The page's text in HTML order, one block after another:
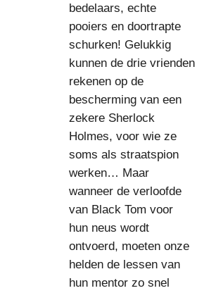
bedelaars, echte
pooiers en doortrapte
schurken! Gelukkig
kunnen de drie vrienden
rekenen op de
bescherming van een
zekere Sherlock
Holmes, voor wie ze
soms als straatspion
werken… Maar
wanneer de verloofde
van Black Tom voor
hun neus wordt
ontvoerd, moeten onze
helden de lessen van
hun mentor zo snel